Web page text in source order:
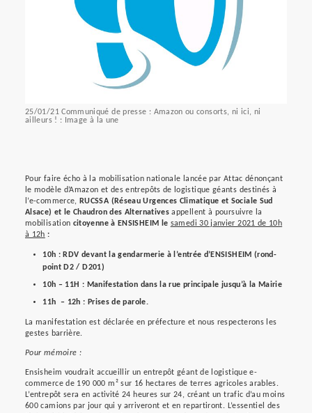
25/01/21 Communiqué de presse : Amazon ou consorts, ni ici, ni
ailleurs ! : Image à la une
Pour faire écho à la mobilisation nationale lancée par Attac dénonçant
le modèle d’Amazon et des entrepôts de logistique géants destinés à
l’e-commerce, RUCSSA (Réseau Urgences Climatique et Sociale Sud
Alsace) et le Chaudron des Alternatives appellent à poursuivre la
mobilisation citoyenne à ENSISHEIM le samedi 30 janvier 2021 de 10h
à 12h :
10h : RDV devant la gendarmerie à l’entrée d’ENSISHEIM (rond-
point D2 / D201)
10h – 11H : Manifestation dans la rue principale jusqu’à la Mairie
11h – 12h : Prises de parole.
La manifestation est déclarée en préfecture et nous respecterons les
gestes barrière.
Pour mémoire :
Ensisheim voudrait accueillir un entrepôt géant de logistique e-
commerce de 190 000 m² sur 16 hectares de terres agricoles arables.
L’entrepôt sera en activité 24 heures sur 24, créant un trafic d’au moins
600 camions par jour qui y arriveront et en repartiront. L’essentiel des